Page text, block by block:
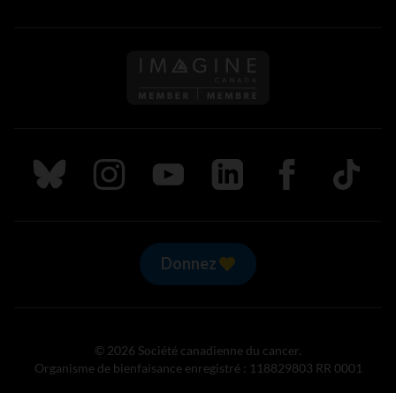
Suivez nous sur Bluesky
Suivez nous sur Instagram
Suivez nous sur Youtube
Suivez nous sur LinkedIn
Suivez nous sur
TikTok
Donnez
© 2026 Société canadienne du cancer.
Organisme de bienfaisance enregistré : 118829803 RR 0001